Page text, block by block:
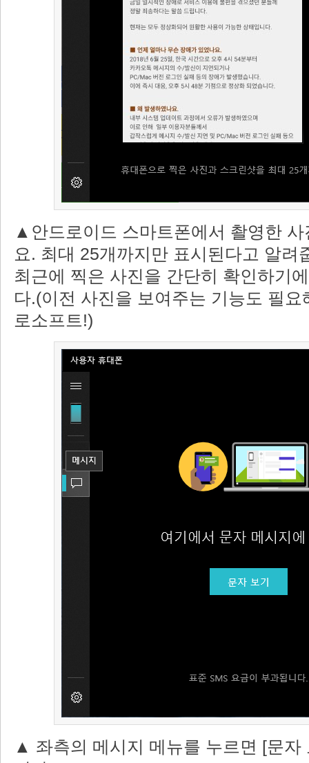
▲안드로이드 스마트폰에서 촬영한
요. 최대 25개까지만 표시된다고 알려
최근에 찍은 사진을 간단히 확인하기
다.(이전 사진을 보여주는 기능도 필
로소프트!)
▲ 좌측의 메시지 메뉴를 누르면 [문자